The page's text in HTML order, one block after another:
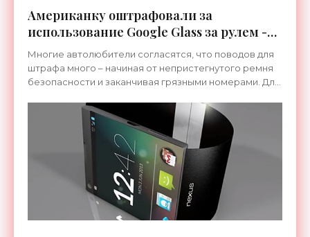
Американку оштрафовали за
использование Google Glass за рулем -
«Гаджеты»
Многие автолюбители согласятся, что поводов для
штрафа много – начиная от непристегнутого ремня
безопасности и заканчивая грязными номерами. Для